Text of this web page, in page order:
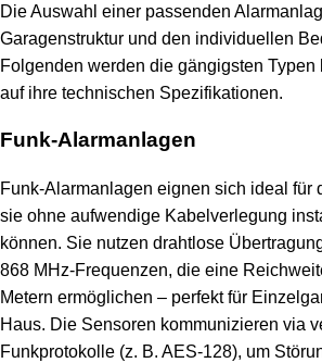
Die Auswahl einer passenden
Garagenstruktur und den individuellen
Folgenden werden die gängigsten Typen
auf ihre technischen Spezifikationen.
Funk-Alarmanlagen
Funk-Alarmanlagen eignen sich ideal für
sie ohne aufwendige Kabelverlegung
können. Sie nutzen drahtlose
868 MHz-Frequenzen, die eine
Metern ermöglichen – perfekt für
Haus. Die Sensoren kommunizieren via
Funkprotokolle (z. B. AES-128), um